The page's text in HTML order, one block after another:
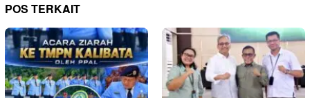
POS TERKAIT